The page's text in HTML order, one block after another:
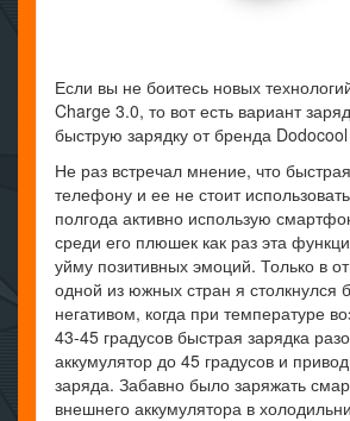
Если вы не боитесь новых
Charge 3.0, то вот есть вариант
быструю зарядку от бренда
Не раз встречал мнение, что
телефону и ее не стоит
полгода активно использую
среди его плюшек как раз эта
уйму позитивных эмоций. Только в
одной из южных стран я столкнулся
негативом, когда при температуре
43-45 градусов быстрая зарядка
аккумулятор до 45 градусов и
заряда. Забавно было заряжать
внешнего аккумулятора в